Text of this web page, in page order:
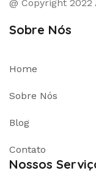
@ Copyright
Sobre Nós
Home
Sobre Nós
Blog
Contato
Nossos